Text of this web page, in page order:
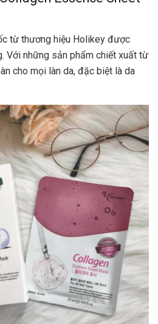
từ thương hiệu Holikey được
Với những sản phẩm chiết xuất từ
cho mọi làn da, đặc biệt là da